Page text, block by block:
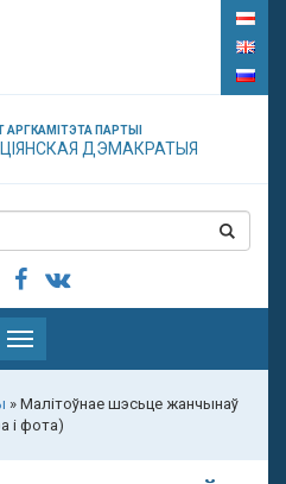
ПАРТЫІ
ДЭМАКРАТЫЯ
Паказаць
меню
» Малітоўнае шэсьце жанчынаў
і фота)